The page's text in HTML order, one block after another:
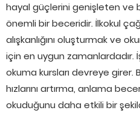
hayal güçlerini genişleten ve
önemli bir beceridir. İlkokul
alışkanlığını oluşturmak ve
için en uygun zamanlardadır.
okuma kursları devreye girer.
hızlarını artırma, anlama
okuduğunu daha etkili bir